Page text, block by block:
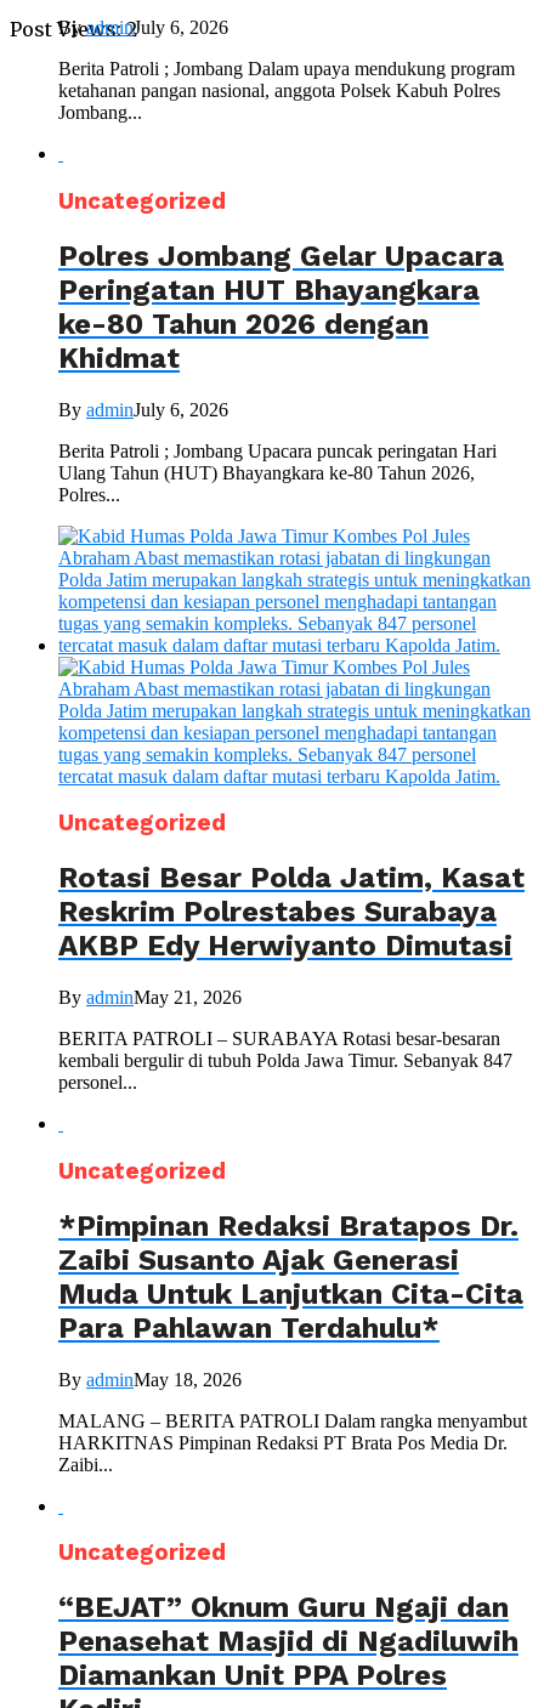
Post Views: 2
ByadminJuly 6, 2026
Berita Patroli ; Jombang Dalam upaya mendukung program
ketahanan pangan nasional, anggota Polsek Kabuh Polres
Jombang...
Uncategorized
Polres Jombang Gelar Upacara
Peringatan HUT Bhayangkara
ke-80 Tahun 2026 dengan
Khidmat
By adminJuly 6, 2026
Berita Patroli ; Jombang Upacara puncak peringatan Hari
Ulang Tahun (HUT) Bhayangkara ke-80 Tahun 2026,
Polres...
Uncategorized
Rotasi Besar Polda Jatim, Kasat
Reskrim Polrestabes Surabaya
AKBP Edy Herwiyanto Dimutasi
By adminMay 21, 2026
BERITA PATROLI – SURABAYA Rotasi besar-besaran
kembali bergulir di tubuh Polda Jawa Timur. Sebanyak 847
personel...
Uncategorized
*Pimpinan Redaksi Bratapos Dr.
Zaibi Susanto Ajak Generasi
Muda Untuk Lanjutkan Cita-Cita
Para Pahlawan Terdahulu*
By adminMay 18, 2026
MALANG – BERITA PATROLI Dalam rangka menyambut
HARKITNAS Pimpinan Redaksi PT Brata Pos Media Dr.
Zaibi...
Uncategorized
“BEJAT” Oknum Guru Ngaji dan
Penasehat Masjid di Ngadiluwih
Diamankan Unit PPA Polres